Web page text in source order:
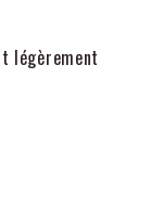
légèrement